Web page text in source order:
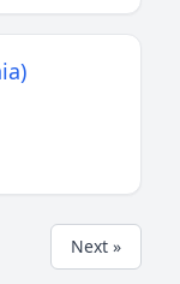
Next »